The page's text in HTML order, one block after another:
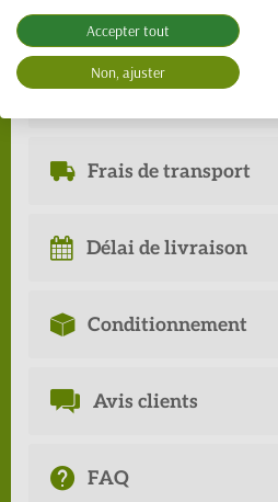
Description
Frais de transport
Délai de livraison
Conditionnement
Avis clients
FAQ
Accepter tout
Non, ajuster